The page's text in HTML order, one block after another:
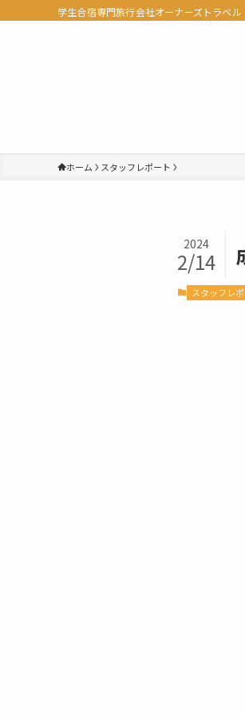
学生合宿専門旅行会社オーナーズトラベル
ホーム スタッフレポート
2024
2/14
スタッフレ